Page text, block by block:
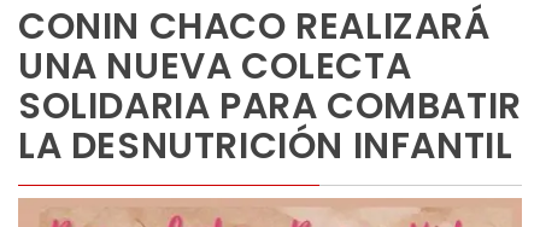
CONIN CHACO REALIZARÁ
UNA NUEVA COLECTA
SOLIDARIA PARA COMBATIR
LA DESNUTRICIÓN INFANTIL